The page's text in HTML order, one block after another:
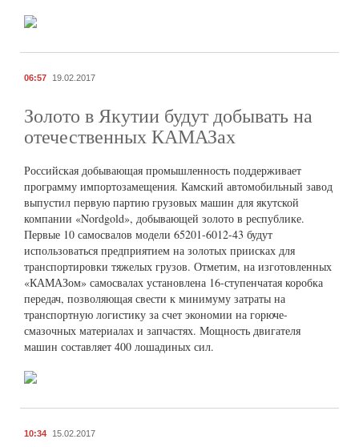
06:57 19.02.2017
Золото в Якутии будут добывать на
отечественных КАМАЗах
Российская добывающая промышленность поддерживает
программу импортозамещения. Камский автомобильный завод
выпустил первую партию грузовых машин для якутской
компании «Nordgold», добывающей золото в республике.
Первые 10 самосвалов модели 65201-6012-43 будут
использоваться предприятием на золотых приисках для
транспортировки тяжелых грузов. Отметим, на изготовленных
«КАМАЗом» самосвалах установлена 16-ступенчатая коробка
передач, позволяющая свести к минимуму затраты на
транспортную логистику за счет экономии на горюче-
смазочных материалах и запчастях. Мощность двигателя
машин составляет 400 лошадиных сил.
10:34 15.02.2017